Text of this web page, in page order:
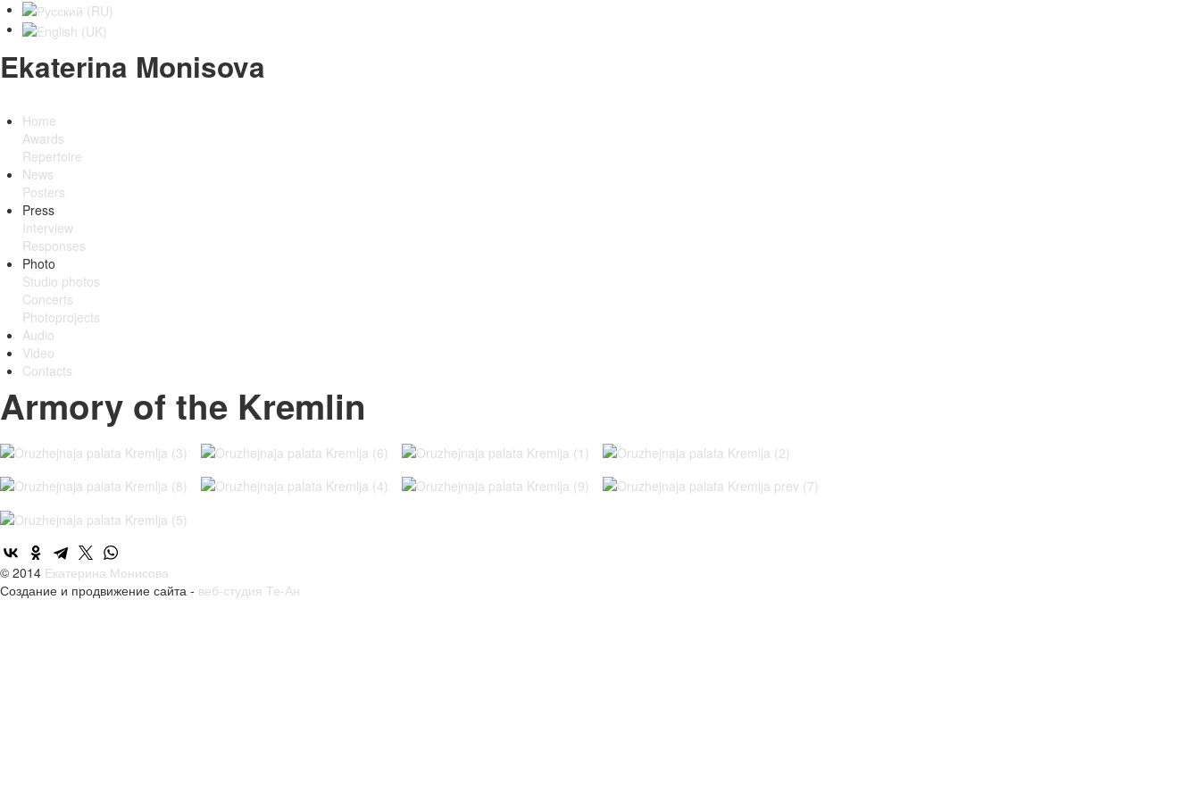
Ekaterina Monisova
Home
Awards
Repertoire
News
Posters
Press
Interview
Responses
Photo
Studio photos
Concerts
Photoprojects
Audio
Video
Contacts
Armory of the Kremlin
© 2014 Екатерина Монисова
Создание и продвижение сайта - веб-студия Те-Ан